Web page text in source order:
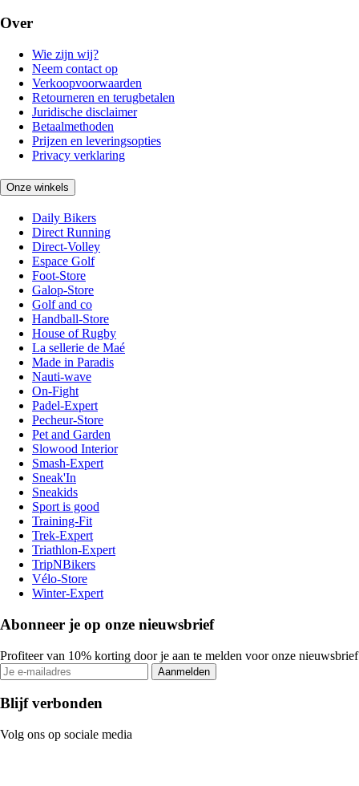
Over
Wie zijn wij?
Neem contact op
Verkoopvoorwaarden
Retourneren en terugbetalen
Juridische disclaimer
Betaalmethoden
Prijzen en leveringsopties
Privacy verklaring
Onze winkels
Daily Bikers
Direct Running
Direct-Volley
Espace Golf
Foot-Store
Galop-Store
Golf and co
Handball-Store
House of Rugby
La sellerie de Maé
Made in Paradis
Nauti-wave
On-Fight
Padel-Expert
Pecheur-Store
Pet and Garden
Slowood Interior
Smash-Expert
Sneak'In
Sneakids
Sport is good
Training-Fit
Trek-Expert
Triathlon-Expert
TripNBikers
Vélo-Store
Winter-Expert
Abonneer je op onze nieuwsbrief
Profiteer van 10% korting door je aan te melden voor onze nieuwsbrief
Aanmelden
Blijf verbonden
Volg ons op sociale media